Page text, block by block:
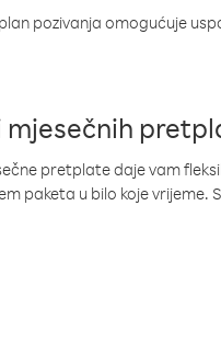
pozivanja omogućuje
mjesečnih
pretplate daje vam
paketa u bilo koje